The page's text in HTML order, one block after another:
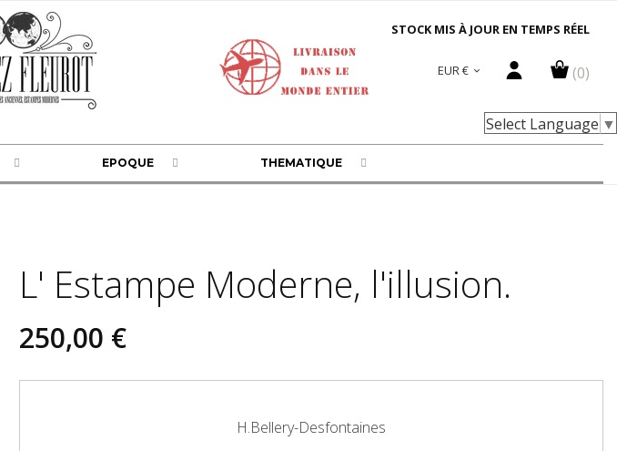
STOCK MIS À JOUR EN TEMPS RÉEL
(0)
EUR € 
Select Language ▼
EPOQUE THEMATIQUE
L' Estampe Moderne, l'illusion.
250,00 €
H.Bellery-Desfontaines